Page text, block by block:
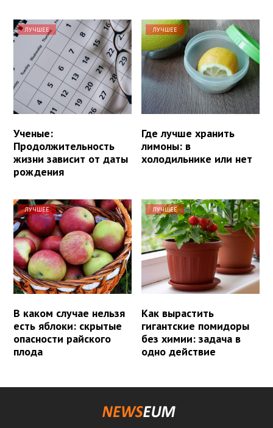
ЛУЧШЕЕ
Ученые:
Продолжительность
жизни зависит от даты
рождения
ЛУЧШЕЕ
Где лучше хранить
лимоны: в
холодильнике или нет
ЛУЧШЕЕ
В каком случае нельзя
есть яблоки: скрытые
опасности райского
плода
ЛУЧШЕЕ
Как вырастить
гигантские помидоры
без химии: задача в
одно действие